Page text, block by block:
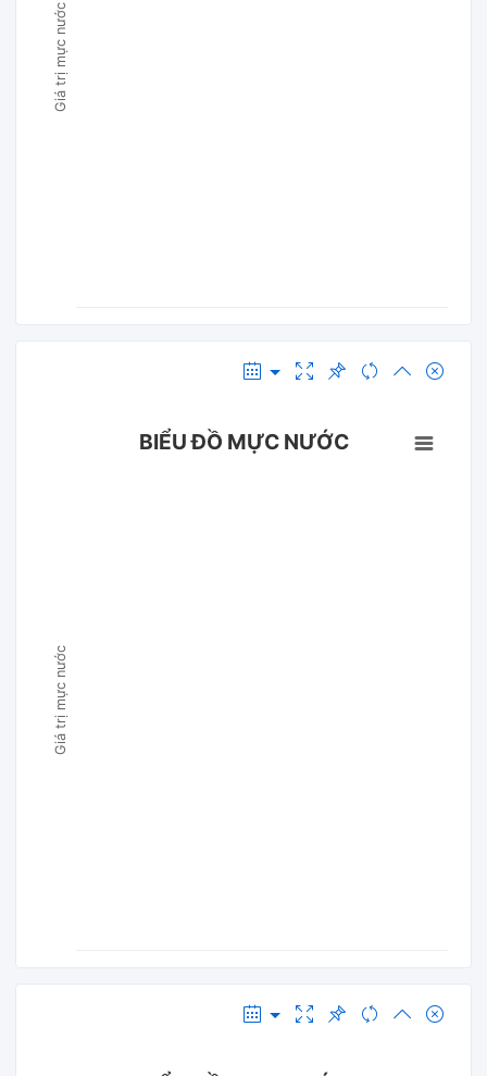
Giá trị mực nước
Giá trị mực nước
BIỂU ĐỒ MỰC NƯỚC